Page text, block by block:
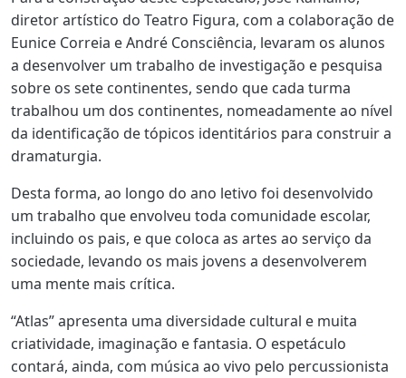
diretor artístico do Teatro Figura, com a colaboração de
Eunice Correia e André Consciência, levaram os alunos
a desenvolver um trabalho de investigação e pesquisa
sobre os sete continentes, sendo que cada turma
trabalhou um dos continentes, nomeadamente ao nível
da identificação de tópicos identitários para construir a
dramaturgia.
Desta forma, ao longo do ano letivo foi desenvolvido
um trabalho que envolveu toda comunidade escolar,
incluindo os pais, e que coloca as artes ao serviço da
sociedade, levando os mais jovens a desenvolverem
uma mente mais crítica.
“Atlas” apresenta uma diversidade cultural e muita
criatividade, imaginação e fantasia. O espetáculo
contará, ainda, com música ao vivo pelo percussionista